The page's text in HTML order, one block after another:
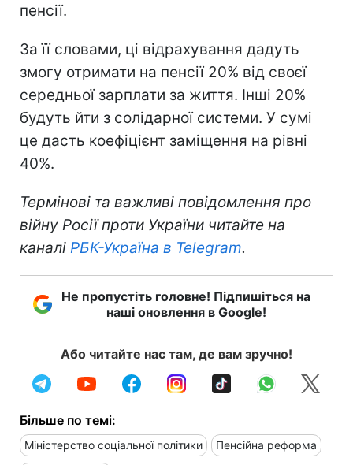
пенсії.
За її словами, ці відрахування дадуть
змогу отримати на пенсії 20% від своєї
середньої зарплати за життя. Інші 20%
будуть йти з солідарної системи. У сумі
це дасть коефіцієнт заміщення на рівні
40%.
Термінові та важливі повідомлення про
війну Росії проти України читайте на
каналі РБК-Україна в Telegram.
Не пропустіть головне! Підпишіться на
наші оновлення в Google!
Або читайте нас там, де вам зручно!
Більше по темі:
Міністерство соціальної політики Пенсійна реформа